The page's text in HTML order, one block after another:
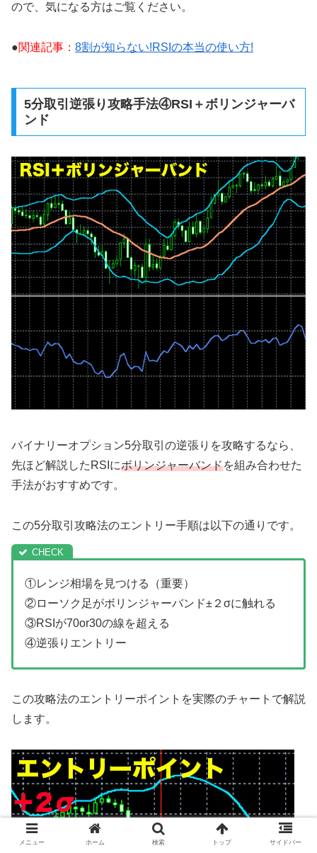
ので、気になる方はご覧ください。
●関連記事： 8割が知らない!RSIの本当の使い方!
5分取引逆張り攻略手法④RSI＋ボリンジャーバ
ンド
バイナリーオプション5分取引の逆張りを攻略するなら、
先ほど解説したRSIにボリンジャーバンドを組み合わせた
手法がおすすめです。
この5分取引攻略法のエントリー手順は以下の通りです。
①レンジ相場を見つける（重要）
②ローソク足がボリンジャーバンド±２σに触れる
③RSIが70or30の線を超える
④逆張りエントリー
この攻略法のエントリーポイントを実際のチャートで解説
します。
メニュー ホーム 検索 トップ サイドバー